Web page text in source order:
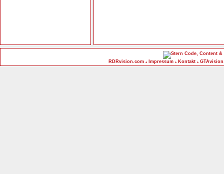
Code, Content &
RDRvision.com * Impressum * Kontakt *